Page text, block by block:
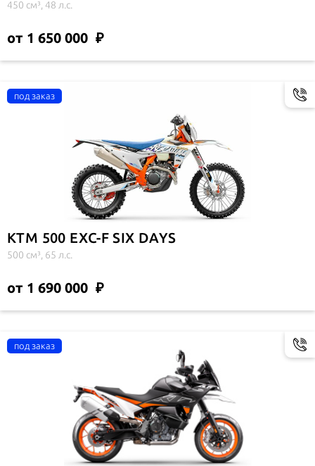
450 см³, 48 л.с.
от 1 650 000
KTM 500 EXC-F SIX DAYS
500 см³, 65 л.с.
от 1 690 000